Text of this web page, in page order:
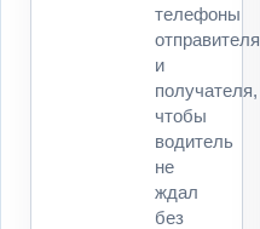
телефоны
отправителя
и
получателя,
чтобы
водитель
не
ждал
без